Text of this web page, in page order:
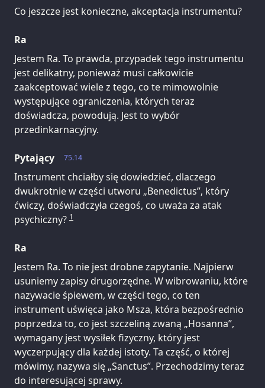
Co jeszcze jest konieczne, akceptacja instrumentu?
Ra
Jestem Ra. To prawda, przypadek tego instrumentu
jest delikatny, ponieważ musi całkowicie
zaakceptować wiele z tego, co te mimowolnie
występujące ograniczenia, których teraz
doświadcza, powodują. Jest to wybór
przedinkarnacyjny.
75.14
Pytający
Instrument chciałby się dowiedzieć, dlaczego
dwukrotnie w części utworu „Benedictus”, który
ćwiczy, doświadczyła czegoś, co uważa za atak
psychiczny? 1
Ra
Jestem Ra. To nie jest drobne zapytanie. Najpierw
usuniemy zapisy drugorzędne. W wibrowaniu, które
nazywacie śpiewem, w części tego, co ten
instrument uświęca jako Msza, która bezpośrednio
poprzedza to, co jest szczeliną zwaną „Hosanna”,
wymagany jest wysiłek fizyczny, który jest
wyczerpujący dla każdej istoty. Ta część, o której
mówimy, nazywa się „Sanctus”. Przechodzimy teraz
do interesującej sprawy.